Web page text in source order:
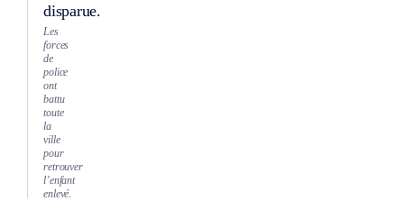
disparue.
Les
forces
de
police
ont
battu
toute
la
ville
pour
retrouver
l’enfant
enlevé.